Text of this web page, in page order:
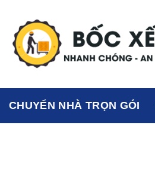
content
CHUYỂN NHÀ TRỌN GÓI